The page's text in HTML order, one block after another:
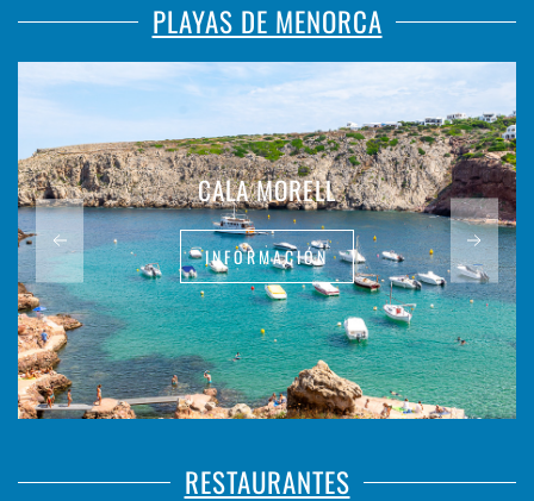
PLAYAS DE MENORCA
CALA MORELL
INFORMACIÓN
RESTAURANTES